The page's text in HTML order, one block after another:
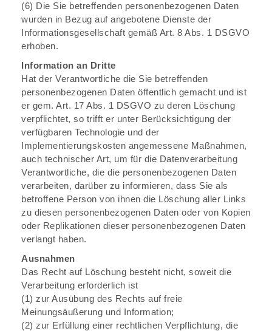
(6) Die Sie betreffenden personenbezogenen Daten
wurden in Bezug auf angebotene Dienste der
Informationsgesellschaft gemäß Art. 8 Abs. 1 DSGVO
erhoben.
Information an Dritte
Hat der Verantwortliche die Sie betreffenden
personenbezogenen Daten öffentlich gemacht und ist
er gem. Art. 17 Abs. 1 DSGVO zu deren Löschung
verpflichtet, so trifft er unter Berücksichtigung der
verfügbaren Technologie und der
Implementierungskosten angemessene Maßnahmen,
auch technischer Art, um für die Datenverarbeitung
Verantwortliche, die die personenbezogenen Daten
verarbeiten, darüber zu informieren, dass Sie als
betroffene Person von ihnen die Löschung aller Links
zu diesen personenbezogenen Daten oder von Kopien
oder Replikationen dieser personenbezogenen Daten
verlangt haben.
Ausnahmen
Das Recht auf Löschung besteht nicht, soweit die
Verarbeitung erforderlich ist
(1) zur Ausübung des Rechts auf freie
Meinungsäußerung und Information;
(2) zur Erfüllung einer rechtlichen Verpflichtung, die